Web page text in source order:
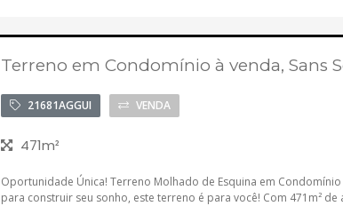
Terreno em Condomínio à venda, Sans
21681AGGUI VENDA
471m²
Oportunidade Única! Terreno Molhado de Esquina em
para construir seu sonho, este terreno é para você! Com 471m² de